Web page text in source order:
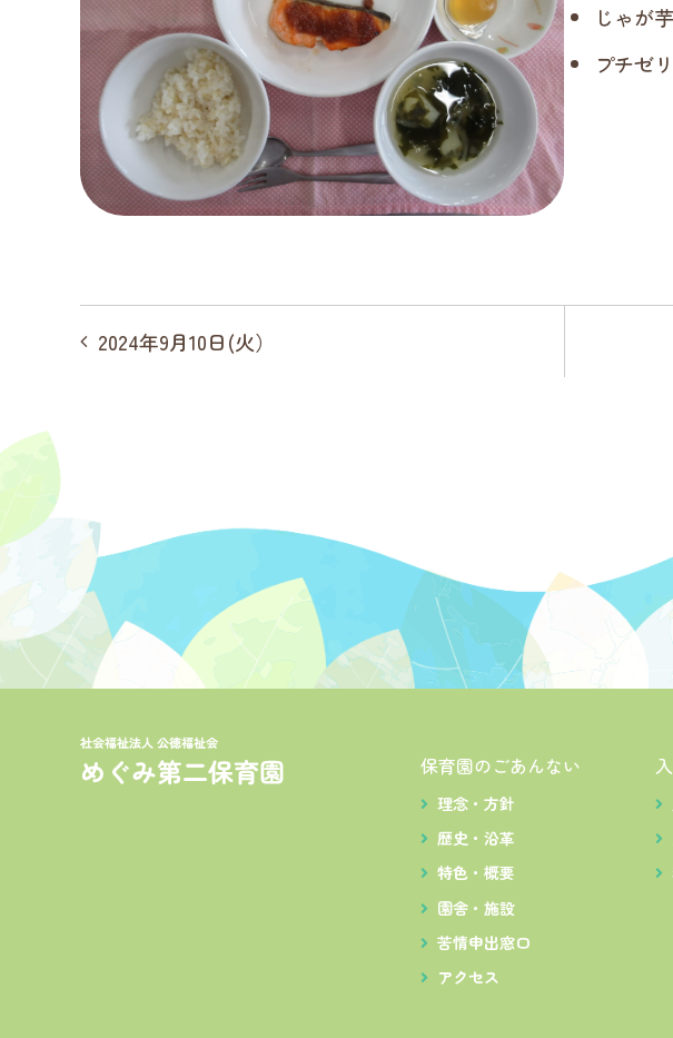
じゃが
プチゼ
投
ゲ
ー
シ
ョ
ン
2024年9月10日(火）
保育園のごあんない
理念・方針
歴史・沿革
特色・概要
園舎・施設
苦情申出窓口
アクセス